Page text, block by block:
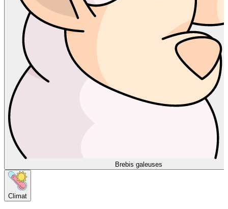
Brebis galeuses
Climat